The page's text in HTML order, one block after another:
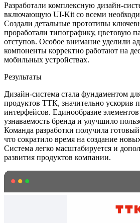
Разработали комплексную дизайн-
включающую UI-Kit со всеми
Создали детальные прототипы
проработали типографику, цветовую
отступов. Особое внимание уделили
компоненты корректно работают на
мобильных устройствах.
Результаты
Дизайн-система стала фундаментом
продуктов ТТК, значительно ускорив
интерфейсов. Единообразие
узнаваемость бренда и улучшило
Команда разработки получила
что сократило время на создание
Система легко масштабируется и
развития продуктов компании.